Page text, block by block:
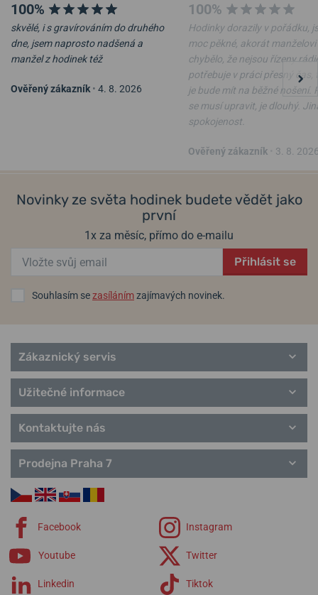
-20%
Symphony 613-10-X0
-20%
Náramek Boccia Titanium
0395-0536
Skladem ve středu 12. 8. u vás
952 Kč
100%
skvělé, i s gravírováním do druhého
dne, jsem naprosto nadšená a
manžel z hodinek též
Ověřený zákazník • 4. 8. 2026
100%
Hodinky dorazily v pořádku,
moc pěkné, akorát manželovi
chybělo, že nejsou řízeny
potřebuje v práci přesný čas,
je bude mít na běžné nošení.
se musí upravit, je dlouhý.
spokojenost.
Ověřený zákazník 3. 8.
Novinky ze světa hodinek budete vědět jako
první
1x za měsíc, přímo do e-mailu
Přihlásit se
Souhlasím sezasílánímzajímavých novinek.
Zákaznický servis
Užitečné informace
Kontaktujte nás
Prodejna Praha 7
Facebook Instagram
Youtube Twitter
Linkedin Tiktok